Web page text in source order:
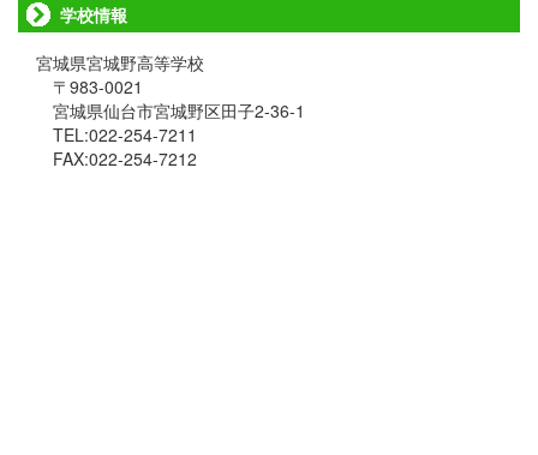
学校情報
宮城県宮城野高等学校
〒983-0021
宮城県仙台市宮城野区田子2-36-1
TEL:022-254-7211
FAX:022-254-7212